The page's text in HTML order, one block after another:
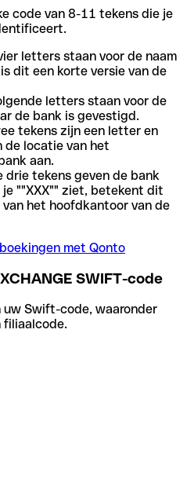
code van 8-11 tekens die je
letters staan voor de naam
dit een korte versie van de
letters staan voor de
de bank is gevestigd.
tekens zijn een letter en
de locatie van het
aan.
drie tekens geven de bank
""XXX"" ziet, betekent dit
het hoofdkantoor van de
met Qonto
SWIFT-code
uw Swift-code, waaronder
filiaalcode.